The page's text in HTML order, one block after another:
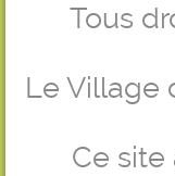
Tous
Le Village
Ce